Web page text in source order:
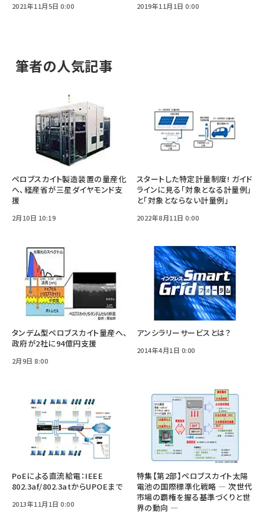
2021年11月5日 0:00 2019年11月1日 0:00
筆者の人気記事
ペロブスカイト製造装置の量産化
へ、経産省が三星ダイヤモンド支
援
2月10日 10:19
スタートした特定計量制度! ガイド
ラインに見る「対象となる計量例」
と「対象とならない計量例」
2022年8月11日 0:00
タンデム型ペロブスカイト量産へ、
政府が2社に94億円支援
2月9日 8:00
アンシラリーサービスとは？
2014年4月1日 0:00
PoEによる直流給電：IEEE
802.3af/802.3atからUPOEまで
2013年11月1日 0:00
特集【第2部】ペロブスカイト太陽
電池の国際標準化戦略 ― 次世代
市場の覇権を握る基準づくりと世
界の動向 ―